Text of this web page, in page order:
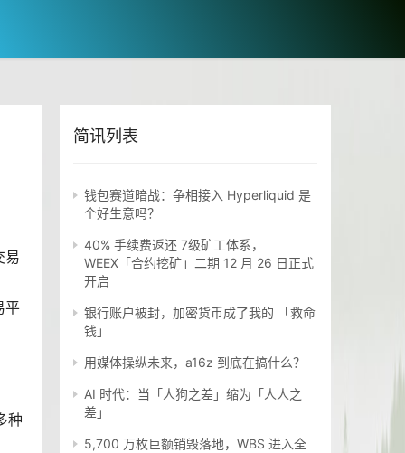
易
平
种
简讯列表
钱包赛道暗战：争相接入 Hyperliquid 是
个好生意吗？
40% 手续费返还 7级矿工体系，
WEEX「合约挖矿」二期 12 月 26 日正式
开启
银行账户被封，加密货币成了我的 「救命
钱」
用媒体操纵未来，a16z 到底在搞什么？
AI 时代：当「人狗之差」缩为「人人之
差」
5,700 万枚巨额销毁落地，WBS 进入全